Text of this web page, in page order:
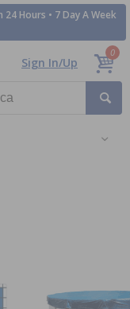
Hours • 7 Day A Week
Sign In/Up
0